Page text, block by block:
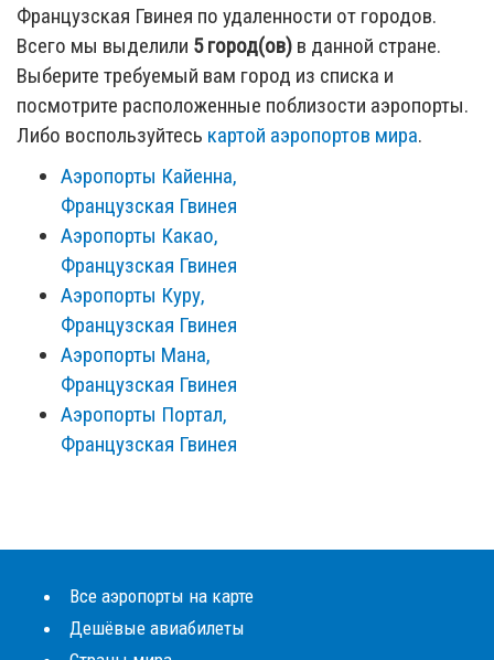
Французская Гвинея по удаленности от городов.
Всего мы выделили 5 город(ов) в данной стране.
Выберите требуемый вам город из списка и
посмотрите расположенные поблизости аэропорты.
Либо воспользуйтесь картой аэропортов мира.
Аэропорты Кайенна,
Французская Гвинея
Аэропорты Какао,
Французская Гвинея
Аэропорты Куру,
Французская Гвинея
Аэропорты Мана,
Французская Гвинея
Аэропорты Портал,
Французская Гвинея
Все аэропорты на карте
Дешёвые авиабилеты